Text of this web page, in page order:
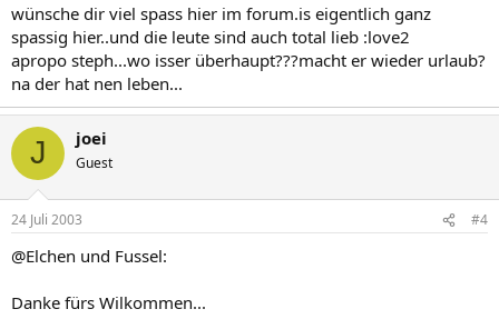
wünsche dir viel spass hier im forum.is eigentlich ganz
spassig hier..und die leute sind auch total lieb :love2
apropo steph...wo isser überhaupt???macht er wieder urlaub?
na der hat nen leben...
J joei
Guest
24 Juli 2003 #4
@Elchen und Fussel:
Danke fürs Wilkommen...